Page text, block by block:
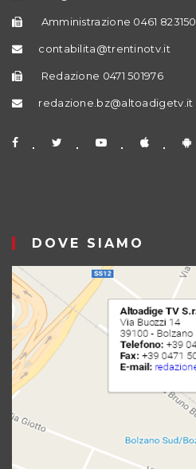
Amministrazione 0461 823150
contabilita@trentinotv.it
Redazione 0471 501976
redazione.bz@altoadigetv.it
DOVE SIAMO